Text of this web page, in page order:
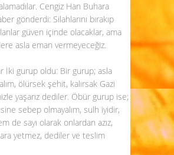
Cengiz Han Buhara
gönderdi: Silahlarını bırakıp
güven içinde olacaklar, ama
asla eman vermeyeceğiz.
İki gurup oldu: Bir gurup; asla
ölürsek şehit, kalırsak Gazi
yaşarız dediler. Öbür gurup ise;
sebep olmayalım, sulh iyidir,
de sayı olarak onlardan azız,
yetmez, dediler ve teslim